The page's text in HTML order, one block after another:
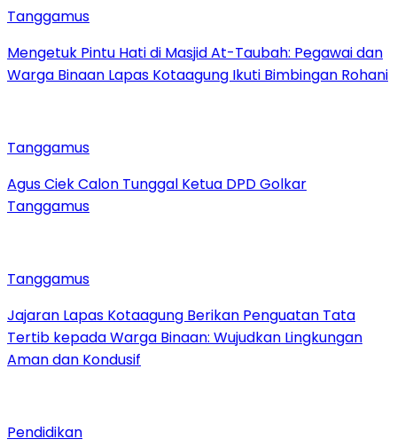
Tanggamus
Mengetuk Pintu Hati di Masjid At-Taubah: Pegawai dan
Warga Binaan Lapas Kotaagung Ikuti Bimbingan Rohani
Tanggamus
Agus Ciek Calon Tunggal Ketua DPD Golkar
Tanggamus
Tanggamus
Jajaran Lapas Kotaagung Berikan Penguatan Tata
Tertib kepada Warga Binaan: Wujudkan Lingkungan
Aman dan Kondusif
Pendidikan